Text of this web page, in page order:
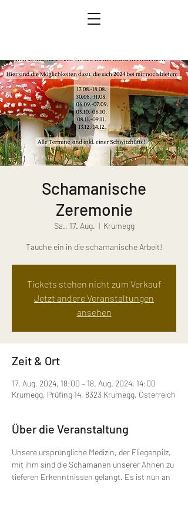
Schamanische
Zeremonie
Sa., 17. Aug.
  |
Krumegg
Tauche ein in die schamanische Arbeit!
Tickets stehen nicht zum Verkauf
Jetzt andere Veranstaltungen
ansehen
Zeit & Ort
17. Aug. 2024, 18:00 – 18. Aug. 2024, 14:00
Krumegg, Prüfing 14, 8323 Krumegg, Österreich
Über die Veranstaltung
Unsere ursprüngliche Medizin, der Fliegenpilz,
mit ihm sind die Schamanen unserer Ahnen zu
tieferen Erkenntnissen gelangt. Es ist nun an